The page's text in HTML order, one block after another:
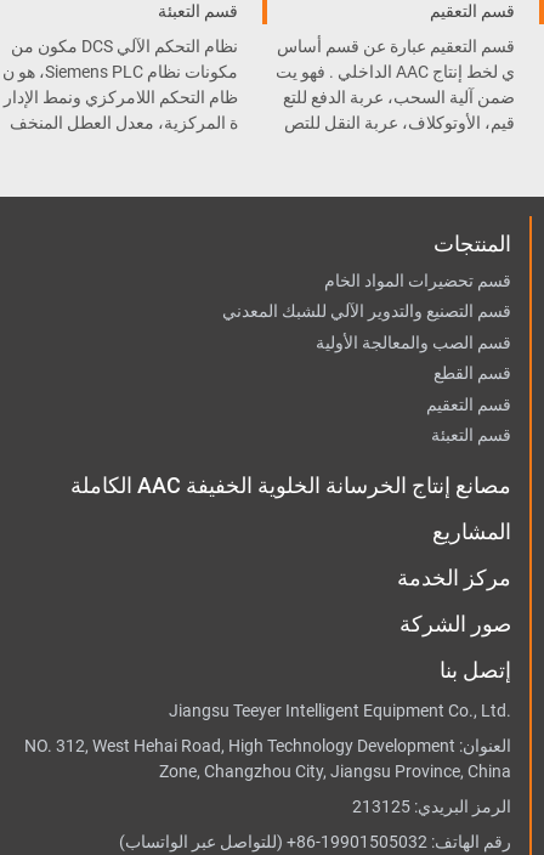
قسم التعقيم
قسم التعقيم عبارة عن قسم أساس
ي لخط إنتاج AAC الداخلي . فهو يت
ضمن آلية السحب، عربة الدفع للتع
قيم، الأوتوكلاف، عربة النقل للتص
قسم التعبئة
نظام التحكم الآلي DCS مكون من
مكونات نظام Siemens PLC، هو ن
ظام التحكم اللامركزي ونمط الإدار
ة المركزية، معدل العطل المنخف
المنتجات
قسم تحضيرات المواد الخام
قسم التصنيع والتدوير الآلي للشبك المعدني
قسم الصب والمعالجة الأولية
قسم القطع
قسم التعقيم
قسم التعبئة
مصانع إنتاج الخرسانة الخلوية الخفيفة AAC الكاملة
المشاريع
مركز الخدمة
صور الشركة
إتصل بنا
Jiangsu Teeyer Intelligent Equipment Co., Ltd.
العنوان: NO. 312, West Hehai Road, High Technology Development
Zone, Changzhou City, Jiangsu Province, China
الرمز البريدي: 213125
رقم الهاتف: +86-19901505032(للتواصل عبر الواتساب)